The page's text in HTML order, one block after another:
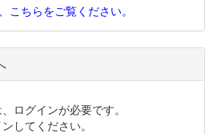
こちらをご覧ください。
ログインが必要です。
してください。